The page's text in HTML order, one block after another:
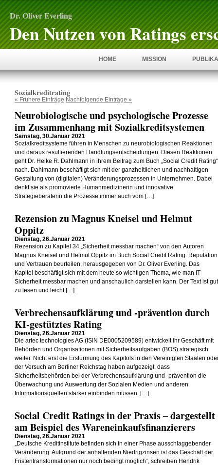
Dr. Oliver Everling
Den Nutzen von Ratings
HOME MISSION
Sozialkreditrating
« Frühere Einträge Nachfolgende Einträge »
Neurobiologische und psychologische Prozesse
im Zusammenhang mit Sozialkreditsystemen
Samstag, 30.Januar 2021
Sozialkreditsysteme führen in Menschen zu neurobiologischen Reaktionen
und daraus resultierenden Handlungsentscheidungen. Diesen Reaktionen
geht Dr. Heike R. Dahlmann in ihrem Beitrag zum Buch „Social Credit Rating“
nach. Dahlmann beschäftigt sich mit der ganzheitlichen und nachhaltigen
Gestaltung von (digitalen) Veränderungsprozessen in Unternehmen. Dabei
denkt sie als promovierte Humanmedizinerin und innovative
Strategieberaterin die Prozesse immer auch vom […]
Rezension zu Magnus Kneisel und Helmut
Oppitz
Dienstag, 26.Januar 2021
Rezension zu Kapitel 34 „Sicherheit messbar machen“ von den Autoren
Magnus Kneisel und Helmut Oppitz im Buch Social Credit Rating: Reputation
und Vertrauen beurteilen, herausgegeben von Dr. Oliver Everling. Das
Kapitel beschäftigt sich mit dem heute so wichtigen Thema, wie man IT-
Sicherheit messbar machen und anschaulich darstellen kann. Der Text ist gut
zu lesen und leicht […]
Verbrechensaufklärung und -prävention durch
KI-gestütztes Rating
Dienstag, 26.Januar 2021
Die artec technologies AG (ISIN DE0005209589) entwickelt ihr Geschäft mit
Behörden und Organisationen mit Sicherheitsaufgaben (BOS) strategisch
weiter. Nicht erst die Erstürmung des Kapitols in den Vereinigten Staaten
der Versuch am Berliner Reichstag haben aufgezeigt, dass
Sicherheitsbehörden bei der Verbrechensaufklärung und -prävention die
Überwachung und Auswertung der Sozialen Medien und anderen
Informationsquellen stärker einbinden müssen. […]
Social Credit Ratings in der Praxis – dargestellt
am Beispiel des Wareneinkaufsfinanzierers
Dienstag, 26.Januar 2021
„Deutsche Kreditinstitute befinden sich in einer Phase ausschlaggebender
Veränderung. Aufgrund der anhaltenden Niedrigzinsen ist das Geschäft der
Fristentransformationen nur noch bedingt möglich“, schreiben Hendrik